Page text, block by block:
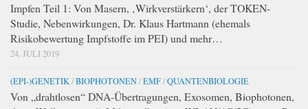
Impfen Teil 1: Von Masern, ‚Wirkverstärkern‘, der TOKEN-
Studie, Nebenwirkungen, Dr. Klaus Hartmann (ehemals
Risikobewertung Impfstoffe im PEI) und mehr…
24. JULI 2019
(EPI-)GENETIK /BIOPHOTONEN/EMF/QUANTENBIOLOGIE
Von „drahtlosen“ DNA-Übertragungen, Exosomen, Biophotonen,